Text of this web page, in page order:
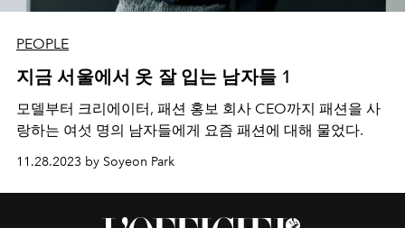
PEOPLE
지금 서울에서 옷 잘 입는 남자들 1
모델부터 크리에이터, 패션 홍보 회사 CEO까지 패션을 사
랑하는 여섯 명의 남자들에게 요즘 패션에 대해 물었다.
11.28.2023 by Soyeon Park